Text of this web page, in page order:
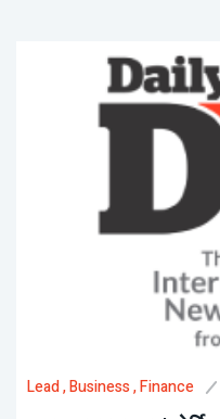
Lead, Business, Finance